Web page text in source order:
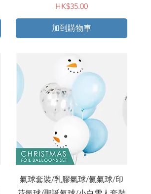
價格
HK$35.00
加到購物車
快速瀏覽
氣球套裝/乳膠氣球/氦氣球/印